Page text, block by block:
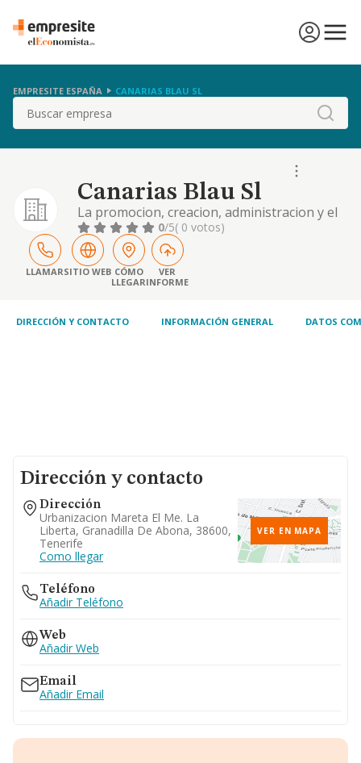
EMPRESITE ESPAÑA CANARIAS BLAU SL
Buscar
Canarias Blau Sl
La promocion, creacion, administracion y el
mantenimiento de todo tipo de empresas y
organizaciones comerciales en el ramo de
las propiedades inmobiliarias incluso la
participacion en otras entidades del ramo.
0/5( 0 votos)
LLAMARSITIO WEB CÓMO
LLEGAR
VER
INFORME
DIRECCIÓN Y CONTACTO INFORMACIÓN GENERAL DATOS
Dirección y contacto
Dirección
Urbanizacion Mareta El Me. La
Liberta, Granadilla De Abona, 38600,
Tenerife
Como llegar
VER EN MAPA
Teléfono
Añadir Teléfono
Web
Añadir Web
Email
Añadir Email